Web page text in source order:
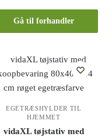
Gå til forhandler
EGETRÆSHYLDER TIL
HJEMMET
vidaXL tøjstativ med